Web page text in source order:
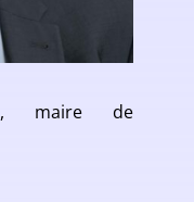
, maire de